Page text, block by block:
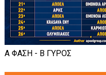
Α ΦΑΣΗ - Β ΓΥΡΟΣ